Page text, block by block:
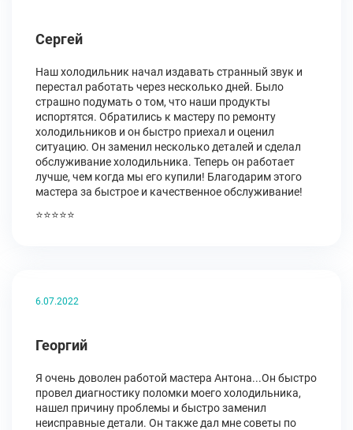
Сергей
Наш холодильник начал издавать странный звук и
перестал работать через несколько дней. Было
страшно подумать о том, что наши продукты
испортятся. Обратились к мастеру по ремонту
холодильников и он быстро приехал и оценил
ситуацию. Он заменил несколько деталей и сделал
обслуживание холодильника. Теперь он работает
лучше, чем когда мы его купили! Благодарим этого
мастера за быстрое и качественное обслуживание!
⭐⭐⭐⭐⭐
6.07.2022
Георгий
Я очень доволен работой мастера Антона...Он быстро
провел диагностику поломки моего холодильника,
нашел причину проблемы и быстро заменил
неисправные детали. Он также дал мне советы по